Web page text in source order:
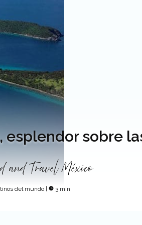
esplendor sobre
and Travel México
del mundo 3 min